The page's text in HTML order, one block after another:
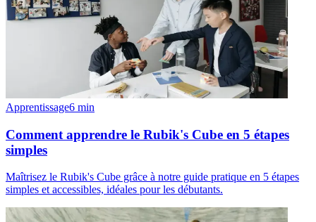
Apprentissage6 min
Comment apprendre le Rubik's Cube en 5 étapes
simples
Maîtrisez le Rubik's Cube grâce à notre guide pratique en 5 étapes
simples et accessibles, idéales pour les débutants.